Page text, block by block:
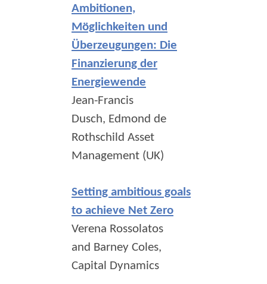
Ambitionen,
Möglichkeiten und
Überzeugungen: Die
Finanzierung der
Energiewende
Jean-Francis
Dusch, Edmond de
Rothschild Asset
Management (UK)
Setting ambitious goals
to achieve Net Zero
Verena Rossolatos
and Barney Coles,
Capital Dynamics